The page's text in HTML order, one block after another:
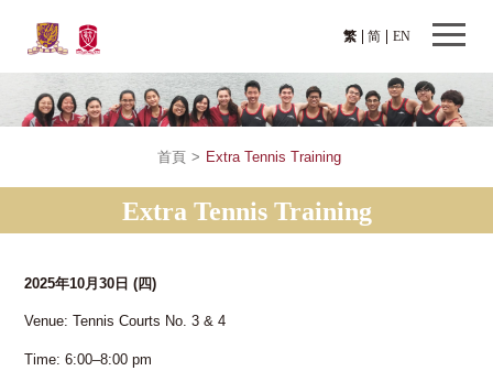
繁 EN
简
首頁 > Extra Tennis Training
Extra Tennis Training
2025年10月30日(四)
Venue: Tennis Courts No. 3 & 4
Time: 6:00–8:00 pm